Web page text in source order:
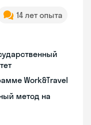
14 лет опыта
Work&Travel
метод на